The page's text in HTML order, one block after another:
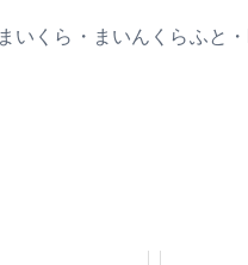
いくら・まいんくらふ